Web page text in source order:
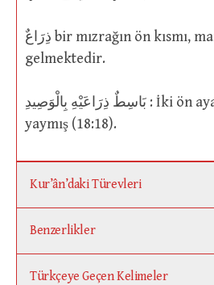
ذِرَاعٌ bir mızrağın ön kısmı, manasına da
gelmektedir.
بَاسِطٌ ذِرَاعَيْهِ بِالْوَصِيدِ : İki ön ayağını girişe uzatıp
yaymış (18:18).
Kur’ân’daki Türevleri
Benzerlikler
Türkçeye Geçen Kelimeler